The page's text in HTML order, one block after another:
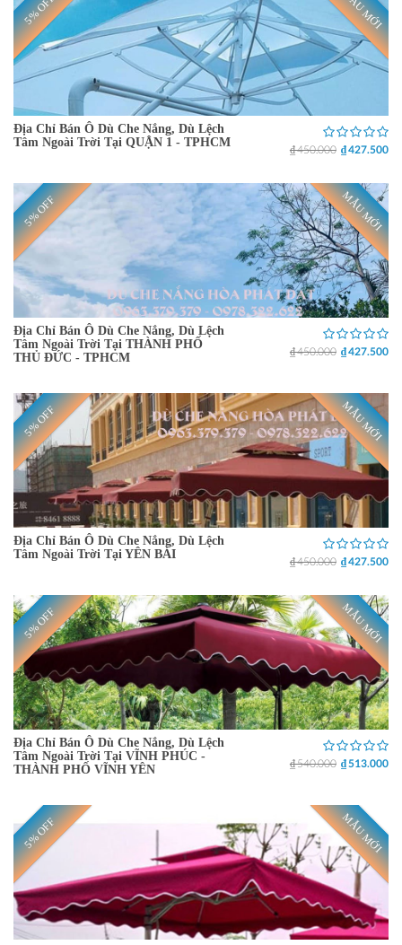
5% OFF MẪU MỚI
Địa Chỉ Bán Ô Dù Che Nắng, Dù Lệch
Tâm Ngoài Trời Tại QUẬN 1 - TPHCM
₫ 450.000 ₫ 427.500
5% OFF MẪU MỚI
Địa Chỉ Bán Ô Dù Che Nắng, Dù Lệch
Tâm Ngoài Trời Tại THÀNH PHỐ
THỦ ĐỨC - TPHCM
₫ 450.000 ₫ 427.500
5% OFF MẪU MỚI
Địa Chỉ Bán Ô Dù Che Nắng, Dù Lệch
Tâm Ngoài Trời Tại YÊN BÁI
₫ 450.000 ₫ 427.500
5% OFF MẪU MỚI
Địa Chỉ Bán Ô Dù Che Nắng, Dù Lệch
Tâm Ngoài Trời Tại VĨNH PHÚC -
THÀNH PHỐ VĨNH YÊN
₫ 540.000 ₫ 513.000
5% OFF MẪU MỚI